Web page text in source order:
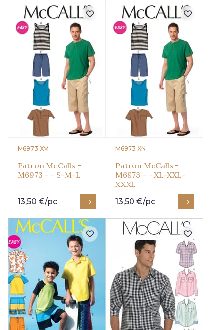
M6973 XM
Patron McCalls -
M6973 - - S-M-L
13,50 €/pc
M6973 XN
Patron McCalls -
M6973 - - XL-XXL-
XXXL
13,50 €/pc